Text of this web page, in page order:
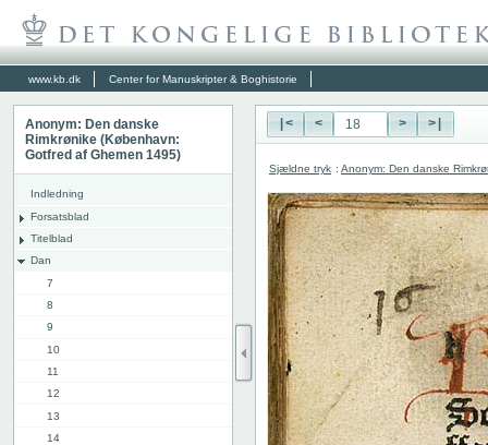
www.kb.dk Center for Manuskripter & Boghistorie
Anonym: Den danske
Rimkrønike (København:
Gotfred af Ghemen 1495)
Indledning
Forsatsblad
Titelblad
Dan
7
8
9
10
11
12
13
14
|< < > >|
Sjældne tryk : Anonym: Den danske